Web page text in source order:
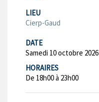
LIEU
Cierp-Gaud
DATE
Samedi 10 octobre 2026
HORAIRES
De 18h00 à 23h00